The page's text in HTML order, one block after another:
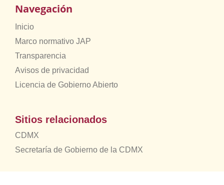
Navegación
Inicio
Marco normativo JAP
Transparencia
Avisos de privacidad
Licencia de Gobierno Abierto
Sitios relacionados
CDMX
Secretaría de Gobierno de la CDMX